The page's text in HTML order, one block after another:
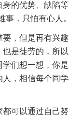
的优势、缺陷
事，只怕有心人
要，但是再有兴
是徒劳的，所
学们想一想，你
，相信每个同
可以通过自己